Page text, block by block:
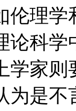
伦理学
论科
学家则
为是不